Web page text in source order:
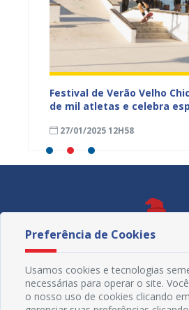
Festival de Verão Velho
de mil atletas e celebra
27/01/2025 12H58
Preferência de Cookies
Usamos cookies e tecnologias
necessárias para operar o site.
o nosso uso de cookies clicando